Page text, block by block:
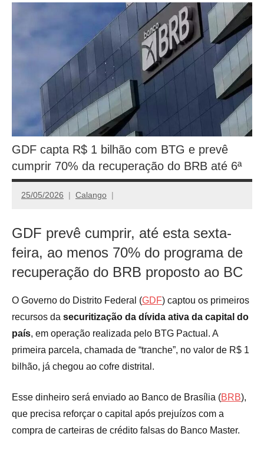
GDF capta R$ 1 bilhão com BTG e prevê
cumprir 70% da recuperação do BRB até 6ª
25/05/2026 Calango
GDF prevê cumprir, até esta sexta-
feira, ao menos 70% do programa de
recuperação do BRB proposto ao BC
O Governo do Distrito Federal (GDF) captou os primeiros
recursos da securitização da dívida ativa da capital do
país, em operação realizada pelo BTG Pactual. A
primeira parcela, chamada de “tranche”, no valor de R$ 1
bilhão, já chegou ao cofre distrital.
Esse dinheiro será enviado ao Banco de Brasília (BRB),
que precisa reforçar o capital após prejuízos com a
compra de carteiras de crédito falsas do Banco Master.